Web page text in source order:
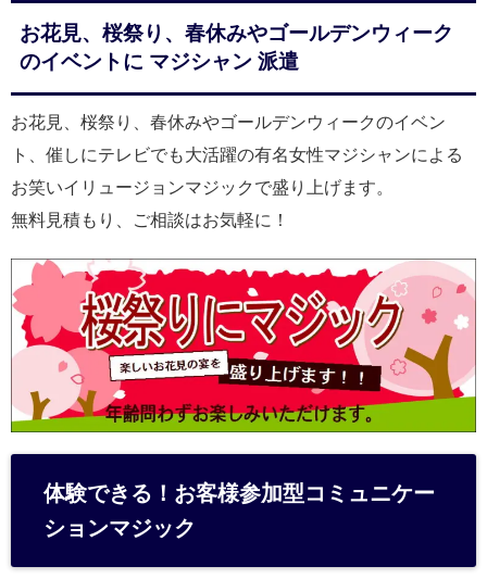
お花見、桜祭り、春休みやゴールデンウィーク
のイベントに マジシャン 派遣
お花見、桜祭り、春休みやゴールデンウィークのイベン
ト、催しにテレビでも大活躍の有名女性マジシャンによる
お笑いイリュージョンマジックで盛り上げます。
無料見積もり、ご相談はお気軽に！
体験できる！お客様参加型コミュニケー
ションマジック